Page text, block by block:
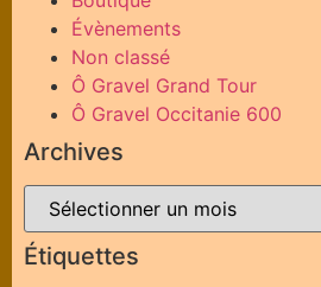
Évènements
Non classé
Ô Gravel Grand Tour
Ô Gravel Occitanie 600
Archives
Étiquettes